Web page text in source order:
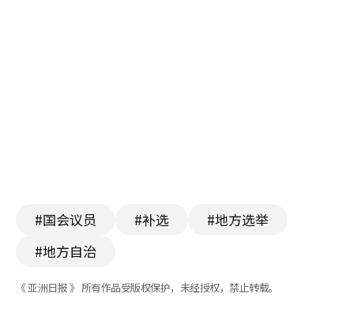
#国会议员 #补选
#地方选举
#地方自治
《 亚洲日报 》 所有作品受版权保护，未经授权，禁止转载。